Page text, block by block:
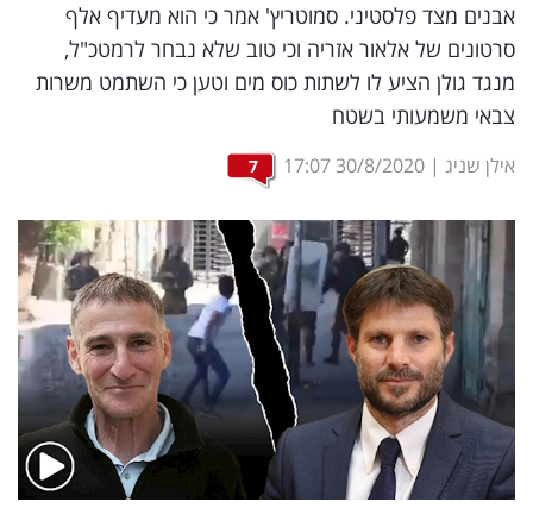
שיווק
ופרסום
משפט
מדדים
ומחקרים
דעות
רכילות
עסקית
קריפטו
ויראלי
אבנים מצד פלסטיני. סמוטריץ' אמר כי הוא מעדיף אלף
סרטונים של אלאור אזריה וכי טוב שלא נבחר לרמטכ"ל,
מנגד גולן הציע לו לשתות כוס מים וטען כי השתמט משרות
צבאי משמעותי בשטח
אילן שניג |
30/8/2020
17:07
7